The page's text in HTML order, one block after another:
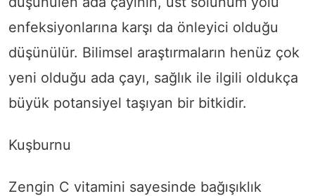
enfeksiyonlarına karşı da önleyici olduğu
düşünülür. Bilimsel araştırmaların henüz çok
yeni olduğu ada çayı, sağlık ile ilgili oldukça
büyük potansiyel taşıyan bir bitkidir.
Kuşburnu
Zengin C vitamini sayesinde bağışıklık